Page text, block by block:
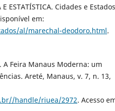
E ESTATÍSTICA. Cidades e
em:
al/marechal-deodoro.html.
A Feira Manaus Moderna: um
Areté, Manaus, v. 7, n. 13,
handle/riuea/2972. Acesso